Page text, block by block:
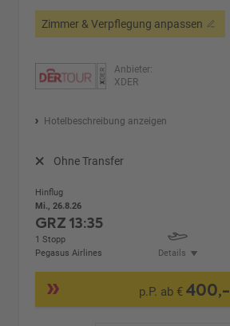
Zimmer & Verpflegung anpassen
Anbieter:
XDER
Hotelbeschreibung anzeigen
Ohne Transfer
Hinflug
Mi., 26.8.26
GRZ13:35
1 Stopp
Pegasus Airlines
Details
p.P. ab €400,-